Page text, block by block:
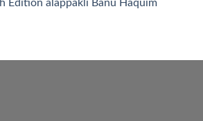
Edition alappakli Banu Haquim